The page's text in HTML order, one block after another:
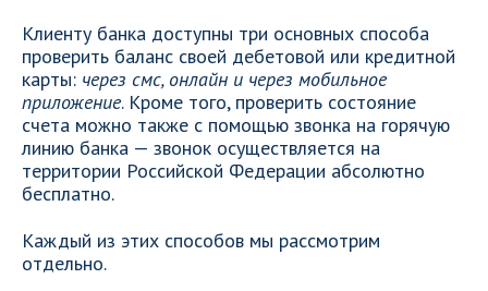
Клиенту банка доступны три основных способа
проверить баланс своей дебетовой или кредитной
карты: через смс, онлайн и через мобильное
приложение. Кроме того, проверить состояние
счета можно также с помощью звонка на горячую
линию банка — звонок осуществляется на
территории Российской Федерации абсолютно
бесплатно.
Каждый из этих способов мы рассмотрим
отдельно.